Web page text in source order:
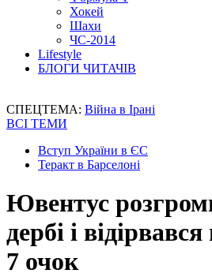
Хокей
Шахи
ЧС-2014
Lifestyle
БЛОГИ ЧИТАЧІВ
СПЕЦТЕМА: Війна в Ірані
ВСІ ТЕМИ
Вступ України в ЄС
Теракт в Барселоні
Ювентус
дербі і
7 очок